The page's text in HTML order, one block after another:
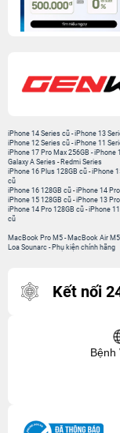
iPhone 14 Series cũ -iPhone 13
iPhone 12 Series cũ -iPhone 11
iPhone 17 Pro Max 256GB -iPhone
Galaxy A Series - Redmi Series
iPhone 16 Plus 128GB cũ -iPhone
cũ
iPhone 16 128GB cũ -iPhone 14
iPhone 15 128GB cũ -iPhone 13
iPhone 14 Pro 128GB cũ -iPhone
cũ
MacBook Pro M5 - MacBook Air M5
Loa Sounarc - Phụ kiện chính hãng
Kết nối
Bệnh